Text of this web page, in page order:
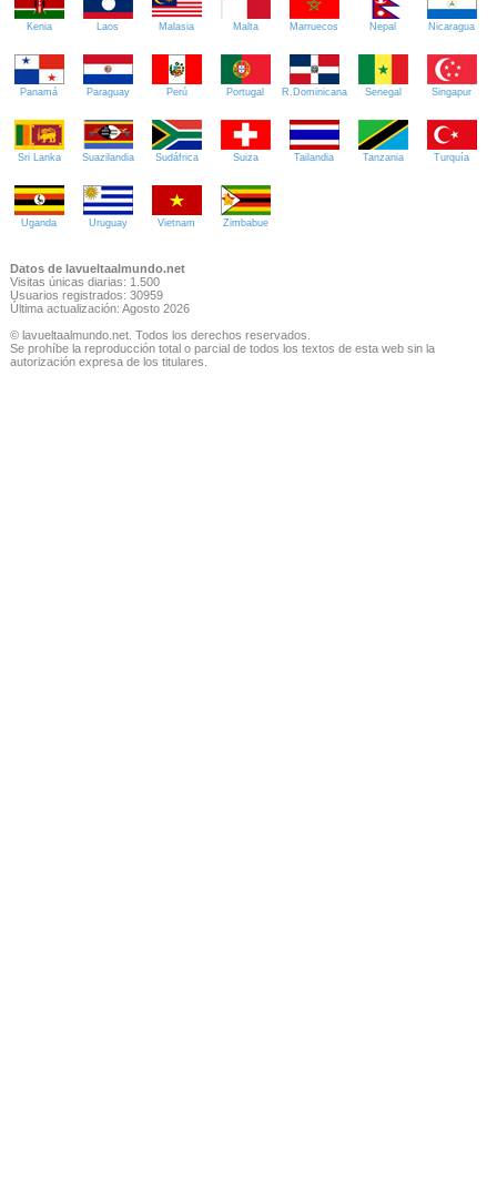
Kenia Laos Malasia Malta Marruecos Nepal Nicaragua
Panamá Paraguay Perú Portugal R.Dominicana Senegal Singapur
Sri Lanka Suazilandia Sudáfrica Suiza Tailandia Tanzania Turquía
Uganda Uruguay Vietnam Zimbabue
Datos de lavueltaalmundo.net
Visitas únicas diarias: 1.500
Usuarios registrados: 30959
Última actualización: Agosto 2026
© lavueltaalmundo.net. Todos los derechos reservados.
Se prohíbe la reproducción total o parcial de todos los textos de esta web sin la
autorización expresa de los titulares.